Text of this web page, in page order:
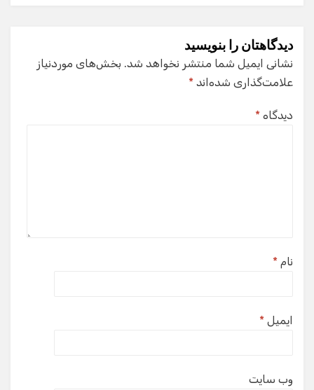
دیدگاهتان را بنویسید
نشانی ایمیل شما منتشر نخواهد شد. بخش‌های موردنیاز
علامت‌گذاری شده‌اند *
دیدگاه *
نام *
ایمیل *
وب‌ سایت